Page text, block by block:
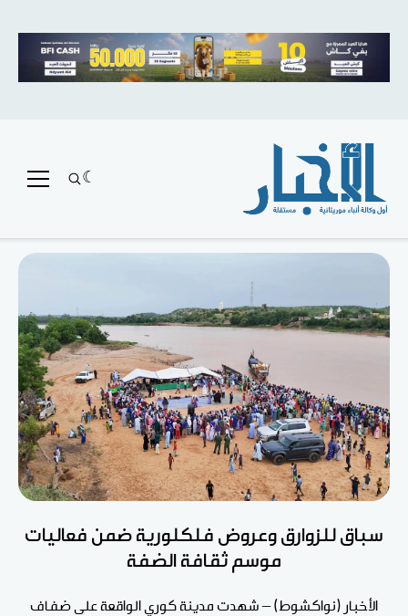
سباق للزوارق وعروض فلكلورية ضمن فعاليات
موسم ثقافة الضفة
الأخبار (نواكشوط) – شهدت مدينة كوري الواقعة على ضفاف